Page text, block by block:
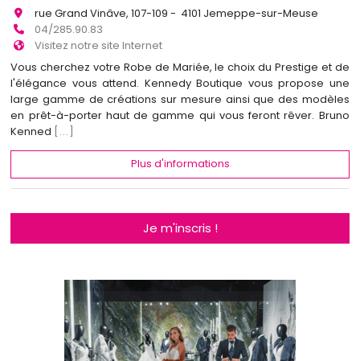
rue Grand Vinâve, 107-109 - 4101 Jemeppe-sur-Meuse
04/285.90.83
Visitez notre site Internet
Vous cherchez votre Robe de Mariée, le choix du Prestige et de
l'élégance vous attend. Kennedy Boutique vous propose une
large gamme de créations sur mesure ainsi que des modèles
en prêt-à-porter haut de gamme qui vous feront rêver. Bruno
Kenned [...]
Plus d'informations
Je m'inscris !